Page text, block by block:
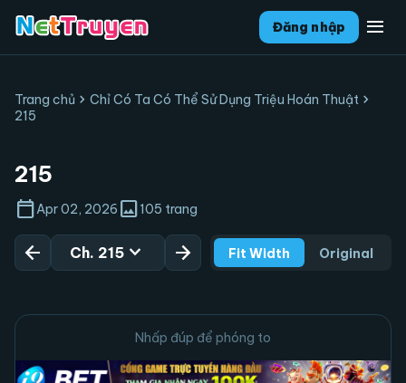
Đăng nhập menu
Trang chủ chevron_right Chỉ Có Ta Có Thể Sử Dụng Triệu Hoán Thuật chevron_right
215
215
calendar_todayApr 02, 2026 image105 trang
arrow_back Ch. 215 expand_more arrow_forward Fit Width Original
Nhấp đúp để phóng to